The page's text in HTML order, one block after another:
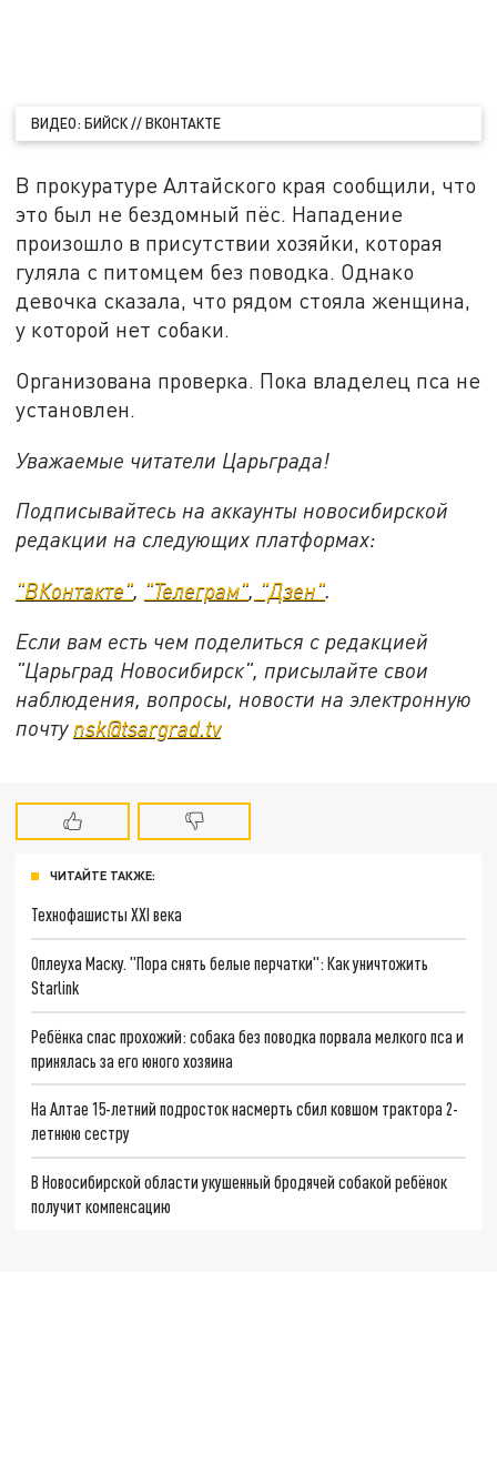
ВИДЕО: БИЙСК // ВКОНТАКТЕ
В прокуратуре Алтайского края сообщили, что
это был не бездомный пёс. Нападение
произошло в присутствии хозяйки, которая
гуляла с питомцем без поводка. Однако
девочка сказала, что рядом стояла женщина,
у которой нет собаки.
Организована проверка. Пока владелец пса не
установлен.
Уважаемые читатели Царьграда!
Подписывайтесь на аккаунты новосибирской
редакции на следующих платформах:
"ВКонтакте", "Телеграм", "Дзен".
Если вам есть чем поделиться с редакцией
"Царьград Новосибирск", присылайте свои
наблюдения, вопросы, новости на электронную
почту nsk@tsargrad.tv
ЧИТАЙТЕ ТАКЖЕ:
Технофашисты XXI века
Оплеуха Маску. "Пора снять белые перчатки": Как уничтожить
Starlink
Ребёнка спас прохожий: собака без поводка порвала мелкого пса и
принялась за его юного хозяина
На Алтае 15-летний подросток насмерть сбил ковшом трактора 2-
летнюю сестру
В Новосибирской области укушенный бродячей собакой ребёнок
получит компенсацию